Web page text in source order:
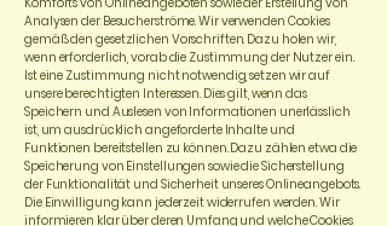
Analysen der Besucherströme. Wir verwenden Cookies
gemäß den gesetzlichen Vorschriften. Dazu holen wir,
wenn erforderlich, vorab die Zustimmung der Nutzer ein.
Ist eine Zustimmung nicht notwendig, setzen wir auf
unsere berechtigten Interessen. Dies gilt, wenn das
Speichern und Auslesen von Informationen unerlässlich
ist, um ausdrücklich angeforderte Inhalte und
Funktionen bereitstellen zu können. Dazu zählen etwa die
Speicherung von Einstellungen sowie die Sicherstellung
der Funktionalität und Sicherheit unseres Onlineangebots.
Die Einwilligung kann jederzeit widerrufen werden. Wir
informieren klar über deren Umfang und welche Cookies